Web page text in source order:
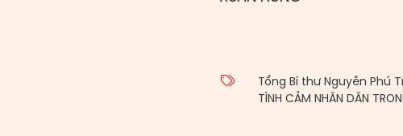
Tổng Bí thư Nguyễn Phú
TÌNH CẢM NHÂN DÂN